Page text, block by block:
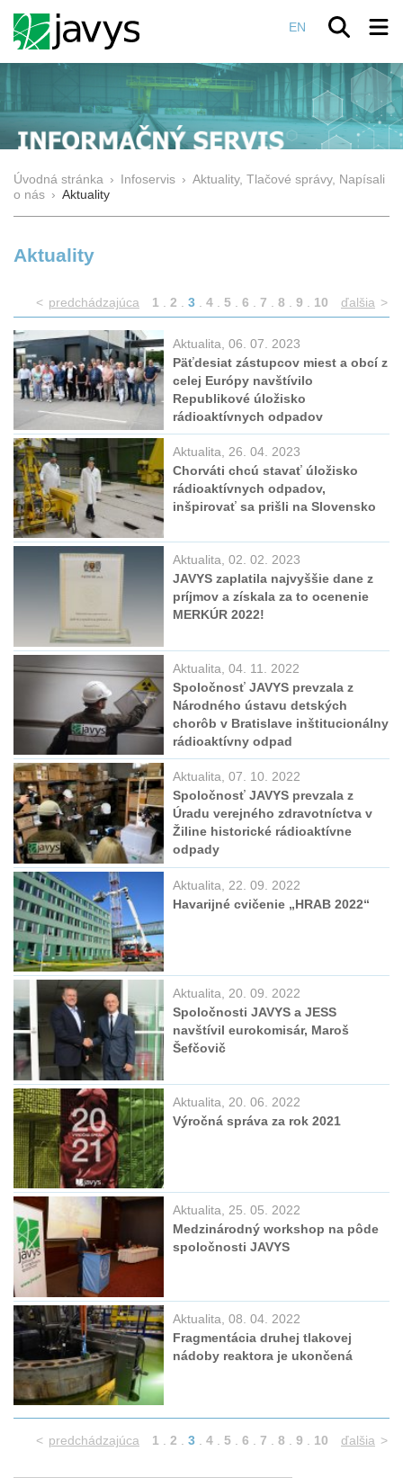
EN
Úvodná stránka › Infoservis › Aktuality, Tlačové správy, Napísali
o nás › Aktuality
Aktuality
< predchádzajúca 1 2 3 4 5 6 7 8 9 10 ďalšia >
Aktualita, 06. 07. 2023
Päťdesiat zástupcov miest a obcí z
celej Európy navštívilo
Republikové úložisko
rádioaktívnych odpadov
Aktualita, 26. 04. 2023
Chorváti chcú stavať úložisko
rádioaktívnych odpadov,
inšpirovať sa prišli na Slovensko
Aktualita, 02. 02. 2023
JAVYS zaplatila najvyššie dane z
príjmov a získala za to ocenenie
MERKÚR 2022!
Aktualita, 04. 11. 2022
Spoločnosť JAVYS prevzala z
Národného ústavu detských
chorôb v Bratislave inštitucionálny
rádioaktívny odpad
Aktualita, 07. 10. 2022
Spoločnosť JAVYS prevzala z
Úradu verejného zdravotníctva v
Žiline historické rádioaktívne
odpady
Aktualita, 22. 09. 2022
Havarijné cvičenie „HRAB 2022“
Aktualita, 20. 09. 2022
Spoločnosti JAVYS a JESS
navštívil eurokomisár, Maroš
Šefčovič
Aktualita, 20. 06. 2022
Výročná správa za rok 2021
Aktualita, 25. 05. 2022
Medzinárodný workshop na pôde
spoločnosti JAVYS
Aktualita, 08. 04. 2022
Fragmentácia druhej tlakovej
nádoby reaktora je ukončená
< predchádzajúca 1 . 2 . 3 . 4 . 5 . 6 . 7 . 8 . 9 . 10 ďalšia >